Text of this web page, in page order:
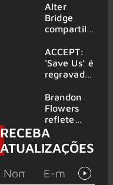
Searcher”
Alter
Bridge
compartilh
vivo de
“Fortress”
gravada
am Ring
2026
ACCEPT:
‘Save Us’ é
regravada
membros
do GHOST
e KORN
Brandon
Flowers
reflete
sobre o
futuro e
levanta
de de
RECEBA
ATUALIZAÇÕES